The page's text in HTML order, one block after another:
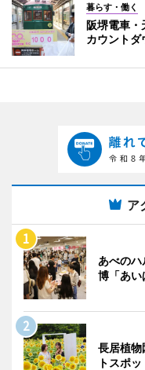
暮らす・働く
阪堺電車・
カウントダ
ア
あべの
博「あ
長居植
トスポ